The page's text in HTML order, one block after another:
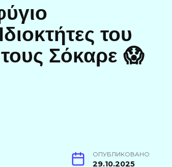
του
Σόκαρε 😱
ОПУБЛИКОВАНО
29.10.2025